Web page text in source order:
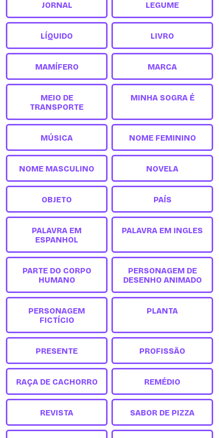
JORNAL LEGUME
LÍQUIDO LIVRO
MAMÍFERO MARCA
MEIO DE
TRANSPORTE
MINHA SOGRA É
MÚSICA NOME FEMININO
NOME MASCULINO NOVELA
OBJETO PAÍS
PALAVRA EM
ESPANHOL
PALAVRA EM INGLES
PARTE DO CORPO
HUMANO
PERSONAGEM DE
DESENHO ANIMADO
PERSONAGEM
FICTÍCIO
PLANTA
PRESENTE PROFISSÃO
RAÇA DE CACHORRO REMÉDIO
REVISTA SABOR DE PIZZA